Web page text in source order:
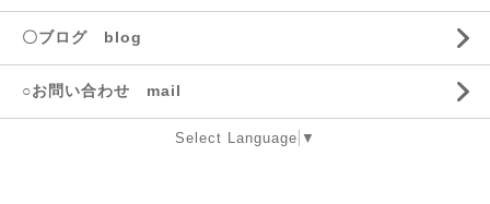
〇ブログ blog
○お問い合わせ mail
Select Language ▼